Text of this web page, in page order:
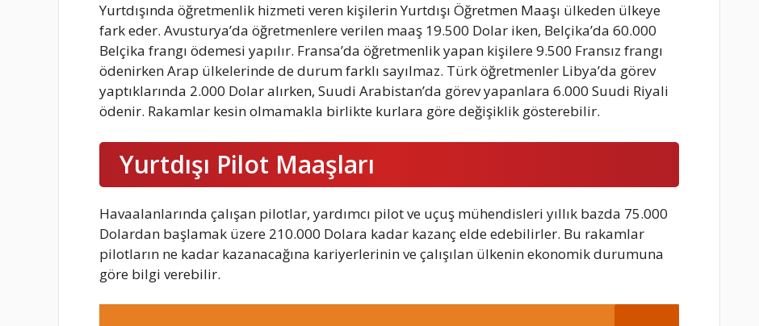
Yurtdışında öğretmenlik hizmeti veren kişilerin Yurtdışı Öğretmen Maaşı ülkeden ülkeye
fark eder. Avusturya’da öğretmenlere verilen maaş 19.500 Dolar iken, Belçika’da 60.000
Belçika frangı ödemesi yapılır. Fransa’da öğretmenlik yapan kişilere 9.500 Fransız frangı
ödenirken Arap ülkelerinde de durum farklı sayılmaz. Türk öğretmenler Libya’da görev
yaptıklarında 2.000 Dolar alırken, Suudi Arabistan’da görev yapanlara 6.000 Suudi Riyali
ödenir. Rakamlar kesin olmamakla birlikte kurlara göre değişiklik gösterebilir.
Yurtdışı Pilot Maaşları
Havaalanlarında çalışan pilotlar, yardımcı pilot ve uçuş mühendisleri yıllık bazda 75.000
Dolardan başlamak üzere 210.000 Dolara kadar kazanç elde edebilirler. Bu rakamlar
pilotların ne kadar kazanacağına kariyerlerinin ve çalışılan ülkenin ekonomik durumuna
göre bilgi verebilir.